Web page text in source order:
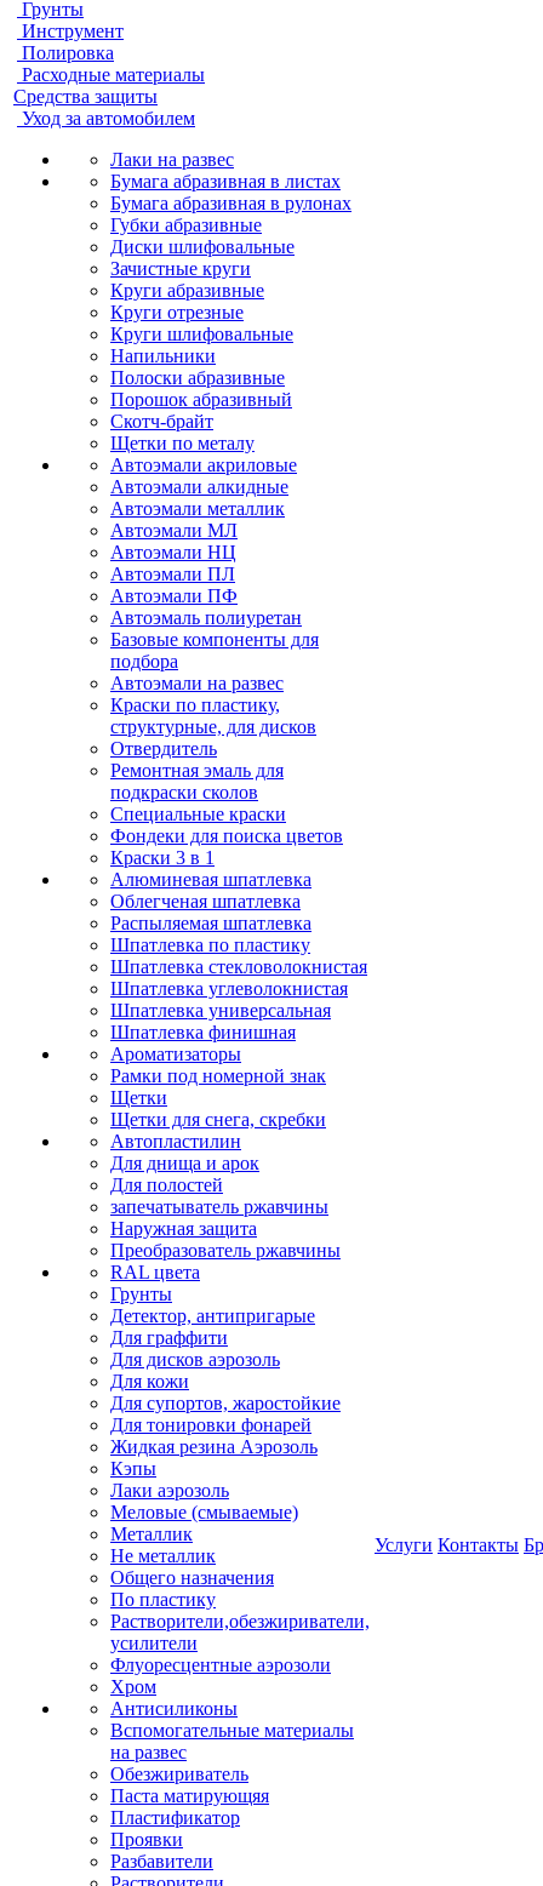
Грунты
Инструмент
Полировка
Расходные материалы
Средства защиты
Уход за автомобилем
Лаки на развес
Бумага абразивная в листах
Бумага абразивная в рулонах
Губки абразивные
Диски шлифовальные
Зачистные круги
Круги абразивные
Круги отрезные
Круги шлифовальные
Напильники
Полоски абразивные
Порошок абразивный
Скотч-брайт
Щетки по металу
Автоэмали акриловые
Автоэмали алкидные
Автоэмали металлик
Автоэмали МЛ
Автоэмали НЦ
Автоэмали ПЛ
Автоэмали ПФ
Автоэмаль полиуретан
Базовые компоненты для
подбора
Автоэмали на развес
Краски по пластику,
структурные, для дисков
Отвердитель
Ремонтная эмаль для
подкраски сколов
Специальные краски
Фондеки для поиска цветов
Краски 3 в 1
Алюминевая шпатлевка
Облегченая шпатлевка
Распыляемая шпатлевка
Шпатлевка по пластику
Шпатлевка стекловолокнистая
Шпатлевка углеволокнистая
Шпатлевка универсальная
Шпатлевка финишная
Ароматизаторы
Рамки под номерной знак
Щетки
Щетки для снега, скребки
Автопластилин
Для днища и арок
Для полостей
запечатыватель ржавчины
Наружная защита
Преобразователь ржавчины
RAL цвета
Грунты
Детектор, антипригарые
Для граффити
Для дисков аэрозоль
Для кожи
Для супортов, жаростойкие
Для тонировки фонарей
Жидкая резина Аэрозоль
Кэпы
Лаки аэрозоль
Меловые (смываемые)
Металлик
Не металлик
Общего назначения
По пластику
Растворители,обезжириватели,
усилители
Флуоресцентные аэрозоли
Хром
Антисиликоны
Вспомогательные материалы
на развес
Обезжириватель
Паста матирующяя
Пластификатор
Проявки
Разбавители
Услуги Контакты